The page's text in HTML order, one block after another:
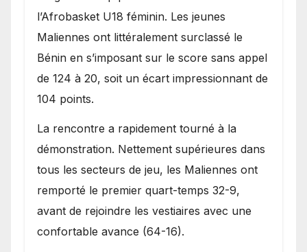
l’Afrobasket U18 féminin. Les jeunes
Maliennes ont littéralement surclassé le
Bénin en s’imposant sur le score sans appel
de 124 à 20, soit un écart impressionnant de
104 points.
La rencontre a rapidement tourné à la
démonstration. Nettement supérieures dans
tous les secteurs de jeu, les Maliennes ont
remporté le premier quart-temps 32-9,
avant de rejoindre les vestiaires avec une
confortable avance (64-16).